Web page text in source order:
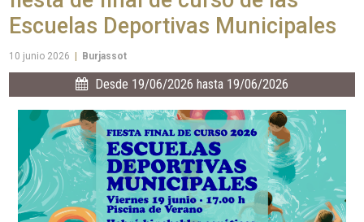
Escuelas Deportivas Municipales
10 junio 2026 Burjassot
Desde 19/06/2026 hasta 19/06/2026